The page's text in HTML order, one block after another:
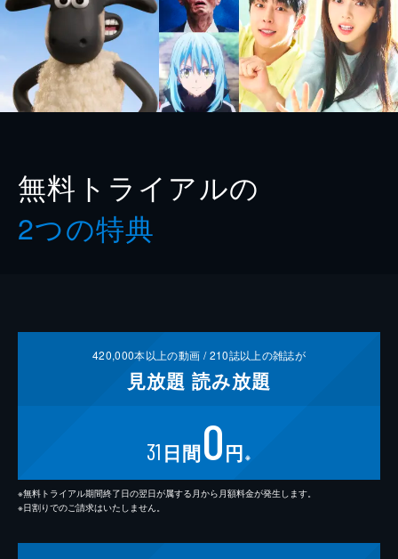
無料トライアルの
2つの特典
420,000本以上の動画 /210誌以上の雑誌が
見放題 読み放題
31 日間0円 ※
※無料トライアル期間終了日の翌日が属する月から月額料金が発生します。
※日割りでのご請求はいたしません。